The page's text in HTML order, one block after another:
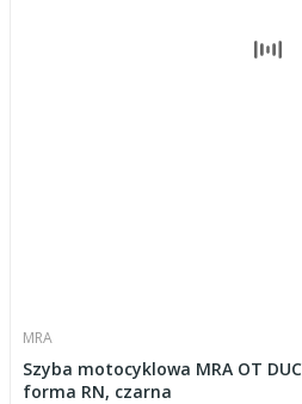
MRA
Szyba motocyklowa MRA OT
forma RN, czarna